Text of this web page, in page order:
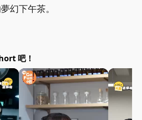
幻下午茶。
吧！